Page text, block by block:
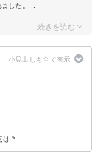
した。...
ないこと
ことも
？
る
いけない